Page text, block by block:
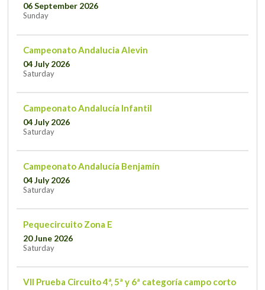
06 September 2026
Sunday
Campeonato Andalucia Alevin
04 July 2026
Saturday
Campeonato Andalucía Infantil
04 July 2026
Saturday
Campeonato Andalucía Benjamín
04 July 2026
Saturday
Pequecircuito Zona E
20 June 2026
Saturday
VII Prueba Circuito 4ª, 5ª y 6ª categoría campo corto